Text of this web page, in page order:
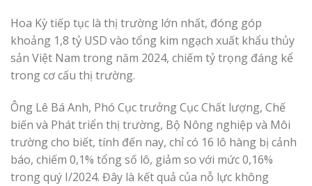
Hoa Kỳ tiếp tục là thị trường lớn nhất, đóng góp
khoảng 1,8 tỷ USD vào tổng kim ngạch xuất khẩu thủy
sản Việt Nam trong năm 2024, chiếm tỷ trọng đáng kể
trong cơ cấu thị trường.
Ông Lê Bá Anh, Phó Cục trưởng Cục Chất lượng, Chế
biến và Phát triển thị trường, Bộ Nông nghiệp và Môi
trường cho biết, tính đến nay, chỉ có 16 lô hàng bị cảnh
báo, chiếm 0,1% tổng số lô, giảm so với mức 0,16%
trong quý I/2024. Đây là kết quả của nỗ lực không